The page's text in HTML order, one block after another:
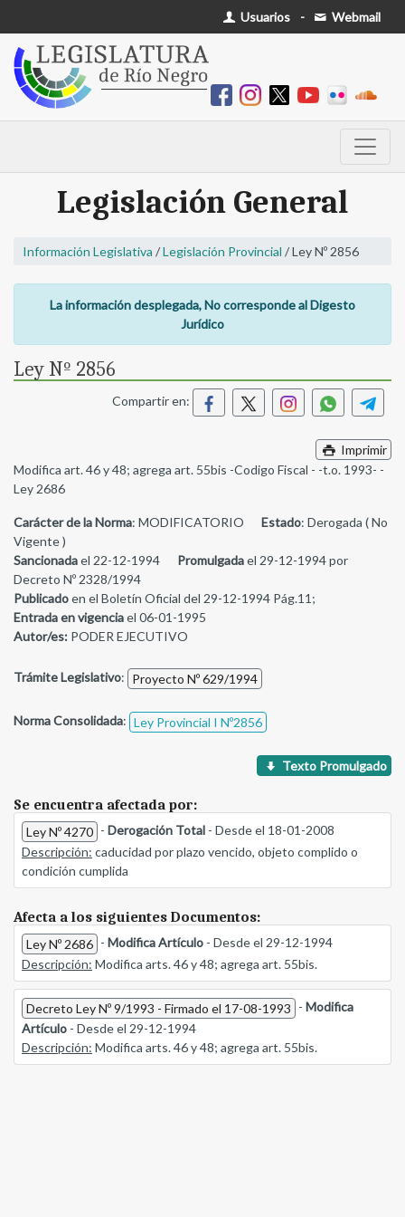
Usuarios - Webmail
Legislación General
Información Legislativa /Legislación Provincial / Ley Nº 2856
La información desplegada, No corresponde al Digesto
Jurídico
Ley Nº 2856
Compartir en:
Imprimir
Modifica art. 46 y 48; agrega art. 55bis -Codigo Fiscal - -t.o. 1993- -
Ley 2686
Carácter de la Norma: MODIFICATORIO Estado: Derogada ( No
Vigente )
Sancionadael 22-12-1994 Promulgadael 29-12-1994 por
Decreto Nº 2328/1994
Publicadoen el Boletín Oficial del 29-12-1994 Pág.11;
Entrada en vigenciael 06-01-1995
Autor/es: PODER EJECUTIVO
Trámite Legislativo: Proyecto Nº 629/1994
Norma Consolidada: Ley Provincial I Nº2856
Texto Promulgado
Se encuentra afectada por:
Ley Nº 4270 - Derogación Total - Desde el 18-01-2008
Descripción: caducidad por plazo vencido, objeto complido o
condición cumplida
Afecta a los siguientes Documentos:
Ley Nº 2686 - Modifica Artículo - Desde el 29-12-1994
Descripción: Modifica arts. 46 y 48; agrega art. 55bis.
Decreto Ley Nº 9/1993 - Firmado el 17-08-1993 - Modifica
Artículo - Desde el 29-12-1994
Descripción: Modifica arts. 46 y 48; agrega art. 55bis.